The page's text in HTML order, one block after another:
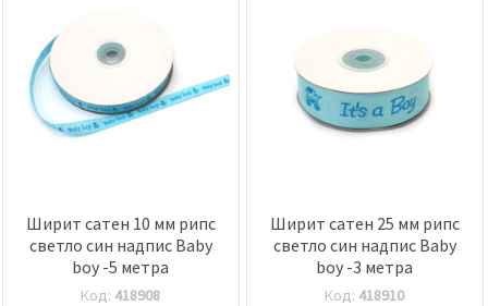
Ширит сатен 10 мм рипс
светло син надпис Baby
boy -5 метра
Код: 418908
Ширит сатен 25 мм рипс
светло син надпис Baby
boy -3 метра
Код: 418910